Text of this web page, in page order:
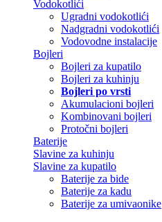
Vodokotlići
Ugradni vodokotlići
Nadgradni vodokotlići
Vodovodne instalacije
Bojleri
Bojleri za kupatilo
Bojleri za kuhinju
Bojleri po vrsti
Akumulacioni bojleri
Kombinovani bojleri
Protočni bojleri
Baterije
Slavine za kuhinju
Slavine za kupatilo
Baterije za bide
Baterije za kadu
Baterije za umivaonike